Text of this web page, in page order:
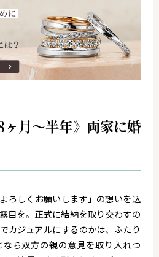
ヶ月～半年》両家に婚
ろしくお願いします」の想いを込
目を。正式に結納を取り交わすの
カジュアルにするのかは、ふたり
ら双方の親の意見を取り入れつ